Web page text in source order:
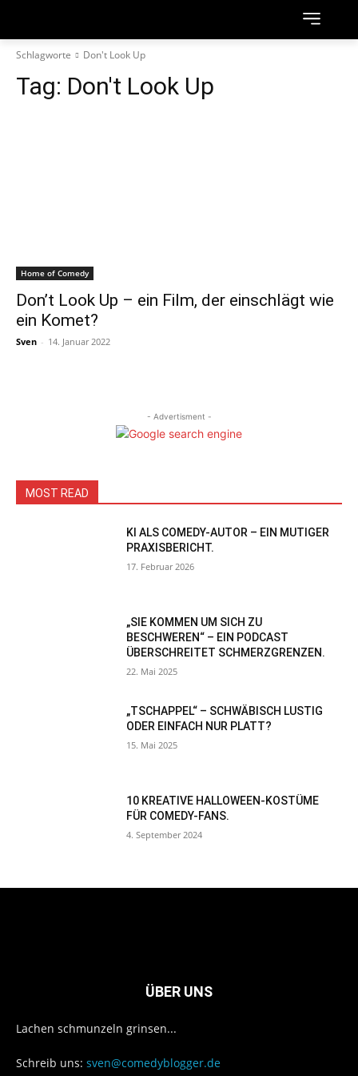
Schlagworte Don't Look Up
Tag: Don't Look Up
Home of Comedy
Don’t Look Up – ein Film, der einschlägt wie
ein Komet?
Sven - 14. Januar 2022
- Advertisment -
MOST READ
KI ALS COMEDY-AUTOR – EIN MUTIGER
PRAXISBERICHT.
17. Februar 2026
„SIE KOMMEN UM SICH ZU
BESCHWEREN“ – EIN PODCAST
ÜBERSCHREITET SCHMERZGRENZEN.
22. Mai 2025
„TSCHAPPEL“ – SCHWÄBISCH LUSTIG
ODER EINFACH NUR PLATT?
15. Mai 2025
10 KREATIVE HALLOWEEN-KOSTÜME
FÜR COMEDY-FANS.
4. September 2024
ÜBER UNS
Lachen schmunzeln grinsen...
Schreib uns: sven@comedyblogger.de